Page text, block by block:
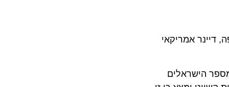
דיינר אמריקאי
המכירות של תאגיד הרויאל קריביאן, מסביר כי: “מידי שנה ישנה עליה של כ- 20% במספר הישראלים